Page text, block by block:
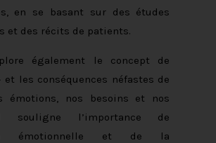
en se basant sur des études
et des récits de patients.
également le concept de
les conséquences néfastes de
émotions, nos besoins et nos
l’importance de
émotionnelle et de la